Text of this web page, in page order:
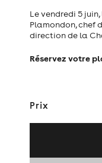
Le vendredi 5
Plamondon, chef
direction de la
Réservez votre
Prix